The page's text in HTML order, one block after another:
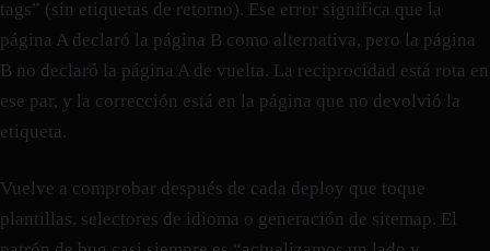
tags” (sin etiquetas de retorno). Ese error significa que la
página A declaró la página B como alternativa, pero la página
B no declaró la página A de vuelta. La reciprocidad está rota en
ese par, y la corrección está en la página que no devolvió la
etiqueta.
Vuelve a comprobar después de cada deploy que toque
plantillas, selectores de idioma o generación de sitemap. El